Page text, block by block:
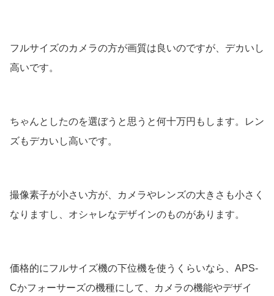
フルサイズのカメラの方が画質は良いのですが、デカいし
高いです。
ちゃんとしたのを選ぼうと思うと何十万円もします。レン
ズもデカいし高いです。
撮像素子が小さい方が、カメラやレンズの大きさも小さく
なりますし、オシャレなデザインのものがあります。
価格的にフルサイズ機の下位機を使うくらいなら、APS-
Cかフォーサーズの機種にして、カメラの機能やデザイ